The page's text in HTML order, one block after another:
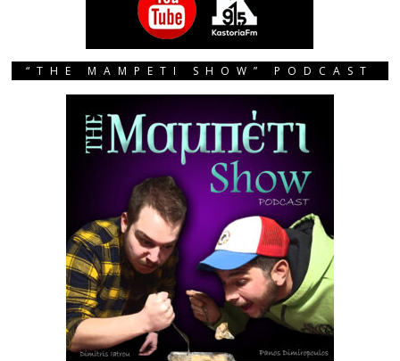
“THE MAMPETI SHOW” PODCAST